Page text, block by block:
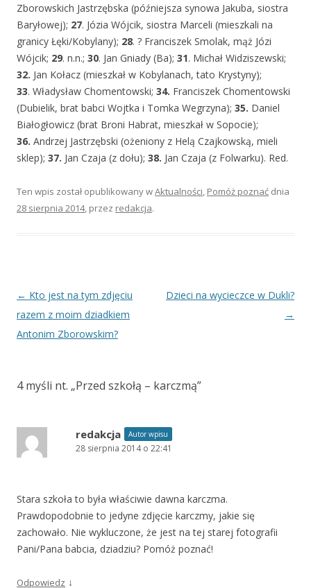
Zborowskich Jastrzębska (późniejsza synowa Jakuba, siostra
Baryłowej); 27. Józia Wójcik, siostra Marceli (mieszkali na
granicy Łęki/Kobylany); 28. ? Franciszek Smolak, mąż Józi
Wójcik; 29. n.n.; 30. Jan Gniady (Ba); 31. Michał Widziszewski;
32. Jan Kołacz (mieszkał w Kobylanach, tato Krystyny);
33. Władysław Chomentowski; 34. Franciszek Chomentowski
(Dubielik, brat babci Wojtka i Tomka Wegrzyna); 35. Daniel
Białogłowicz (brat Broni Habrat, mieszkał w Sopocie);
36. Andrzej Jastrzębski (ożeniony z Helą Czajkowską, mieli
sklep); 37. Jan Czaja (z dołu); 38. Jan Czaja (z Folwarku). Red.
Ten wpis został opublikowany wAktualności, Pomóż poznać dnia
28 sierpnia 2014, przez redakcja.
Zobacz
wpisy
← Kto jest na tym zdjęciu
razem z moim dziadkiem
Antonim Zborowskim?
Dzieci na wycieczce w Dukli?
→
4 myśli nt. „Przed szkołą – karczmą”
redakcja Autor wpisu
28 sierpnia 2014 o 22:41
Stara szkoła to była właściwie dawna karczma.
Prawdopodobnie to jedyne zdjęcie karczmy, jakie się
zachowało. Nie wykluczone, że jest na tej starej fotografii
Pani/Pana babcia, dziadziu? Pomóż poznać!
Odpowiedz ↓